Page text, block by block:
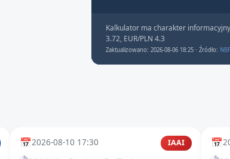
Kalkulator ma charakter
3.72, EUR/PLN 4.3
Zaktualizowano: 2026-08-06 18:25 · Źródło:
📅2026-08-10 17:30 IAAI 📅